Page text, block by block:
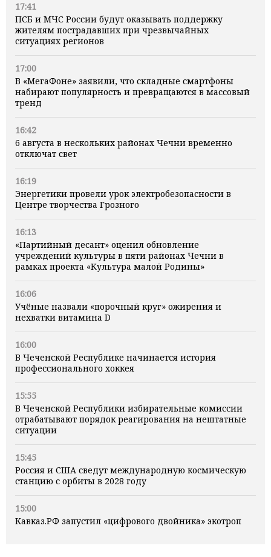
17:41
ПСБ и МЧС России будут оказывать поддержку
жителям пострадавших при чрезвычайных
ситуациях регионов
17:00
В «МегаФоне» заявили, что складные смартфоны
набирают популярность и превращаются в массовый
тренд
16:42
6 августа в нескольких районах Чечни временно
отключат свет
16:19
Энергетики провели урок электробезопасности в
Центре творчества Грозного
16:13
«Партийный десант» оценил обновление
учреждений культуры в пяти районах Чечни в
рамках проекта «Культура малой Родины»
16:06
Учёные назвали «порочный круг» ожирения и
нехватки витамина D
16:00
В Чеченской Республике начинается история
профессионального хоккея
15:55
В Чеченской Республики избирательные комиссии
отрабатывают порядок реагирования на нештатные
ситуации
15:45
Россия и США сведут международную космическую
станцию с орбиты в 2028 году
15:00
Кавказ.РФ запустил «цифрового двойника» экотроп